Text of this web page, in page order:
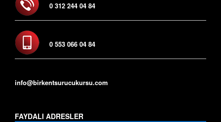
0 312 244 04 84
0 553 066 04 84
info@birkentsurucukursu.com
FAYDALI ADRESLER